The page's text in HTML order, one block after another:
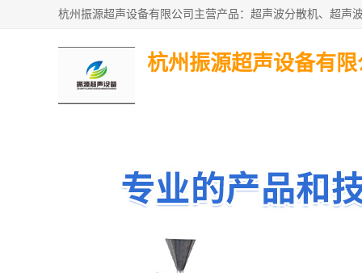
杭州振源超声设备有限